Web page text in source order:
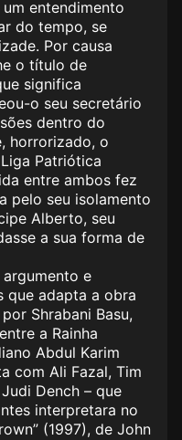
entendimento
do tempo, se
Por causa
o título de
significa
o seu secretário
dentro do
horrorizado, o
Patriótica
entre ambos fez
pelo seu isolamento
Alberto, seu
a sua forma de
e
que adapta a obra
Shrabani Basu,
a Rainha
Abdul Karim
com Ali Fazal, Tim
Dench – que
interpretara no
(1997), de John